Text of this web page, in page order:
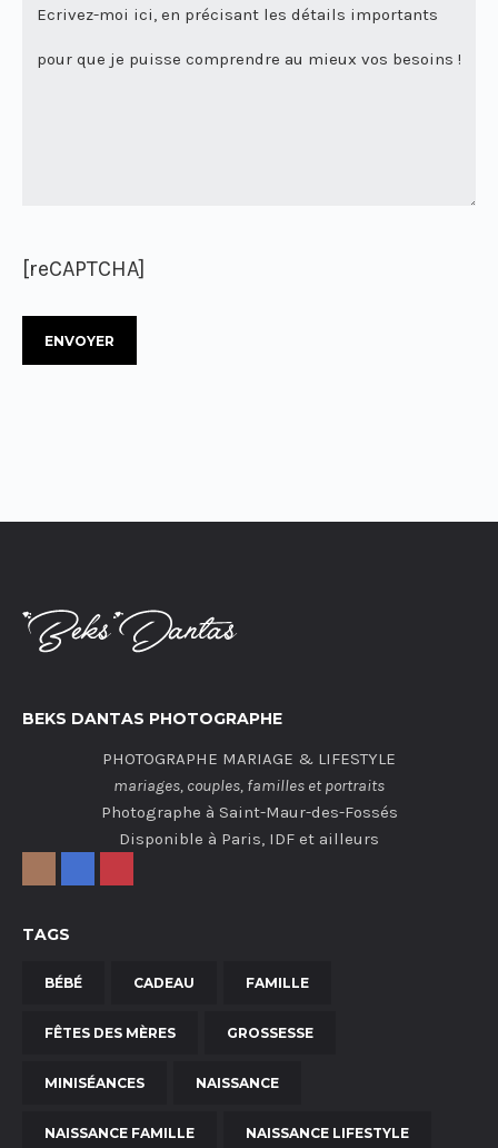
[reCAPTCHA]
BEKS DANTAS PHOTOGRAPHE
PHOTOGRAPHE MARIAGE & LIFESTYLE
mariages, couples, familles et portraits
Photographe à Saint-Maur-des-Fossés
Disponible à Paris, IDF et ailleurs
TAGS
BÉBÉ CADEAU FAMILLE
FÊTES DES MÈRES GROSSESSE
MINISÉANCES NAISSANCE
NAISSANCE FAMILLE NAISSANCE LIFESTYLE